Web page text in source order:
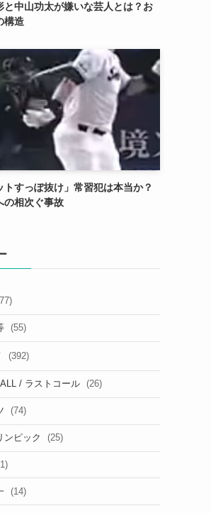
と中山功太が嫌いな芸人とは？お
構造
トすっぽ抜け」常習犯は本当か？
の相次ぐ事故
(55)
(392)
/ ラストコール (26)
(74)
ンピック (25)
(14)